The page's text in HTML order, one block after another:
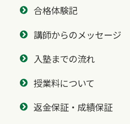
合格体験記
講師からのメッセージ
入塾までの流れ
授業料について
返金保証・成績保証